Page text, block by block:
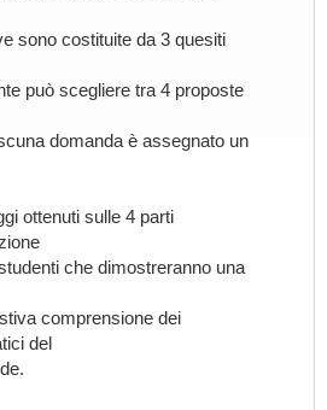
sono costituite da 3 quesiti
può scegliere tra 4 proposte
domanda è assegnato un
ottenuti sulle 4 parti
che dimostreranno una
comprensione dei
del